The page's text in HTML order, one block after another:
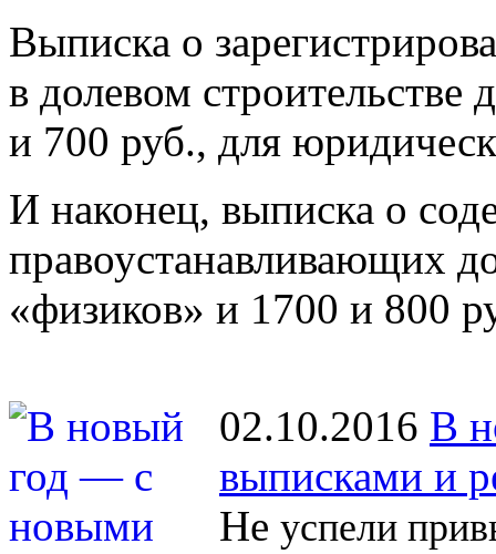
Выписка о
в долевом
и 700 руб., для
И наконец, выписка о
правоустанавливающих
«физиков» и 1700 и 800
02.10.2016 В
выписками и
Не успели